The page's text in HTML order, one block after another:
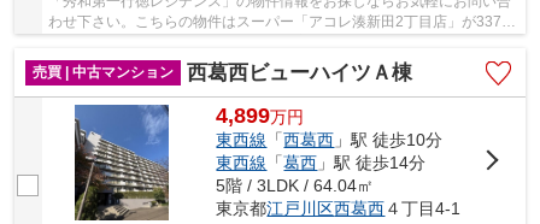
わせ下さい。こちらの物件はスーパー「アコレ湊新田2丁目店」が337m
売買 | 中古マンション
西葛西ビューハイツＡ棟
4,899万円
東西線 「西葛西 」駅 徒歩10分
東西線 「葛西 」駅 徒歩14分
5階 / 3LDK / 64.04㎡
東京都江戸川区西葛西４丁目4-1